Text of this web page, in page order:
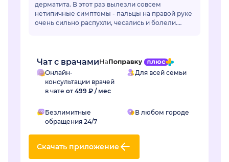
дерматита. В этот раз вылезли совсем
нетипичные симптомы - пальцы на правой руке
очень сильно распухли, чесались и болели.
Чат с врачами
Онлайн-
консультации врачей
в чате от 499 ₽ / мес
Для всей семьи
Безлимитные
обращения 24/7
В любом городе
Скачать приложение